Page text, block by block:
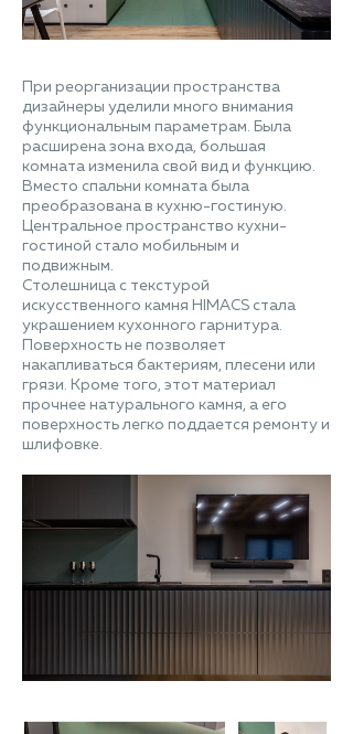
При реорганизации пространства
дизайнеры уделили много внимания
функциональным параметрам. Была
расширена зона входа, большая
комната изменила свой вид и функцию.
Вместо спальни комната была
преобразована в кухню-гостиную.
Центральное пространство кухни-
гостиной стало мобильным и
подвижным.
Столешница с текстурой
искусственного камня HIMACS стала
украшением кухонного гарнитура.
Поверхность не позволяет
накапливаться бактериям, плесени или
грязи. Кроме того, этот материал
прочнее натурального камня, а его
поверхность легко поддается ремонту и
шлифовке.